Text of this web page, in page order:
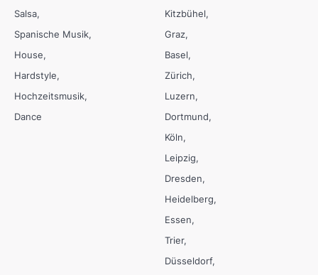
Salsa
Spanische Musik
House
Hardstyle
Hochzeitsmusik
Dance
Kitzbühel
Graz
Basel
Zürich
Luzern
Dortmund
Köln
Leipzig
Dresden
Heidelberg
Essen
Trier
Düsseldorf